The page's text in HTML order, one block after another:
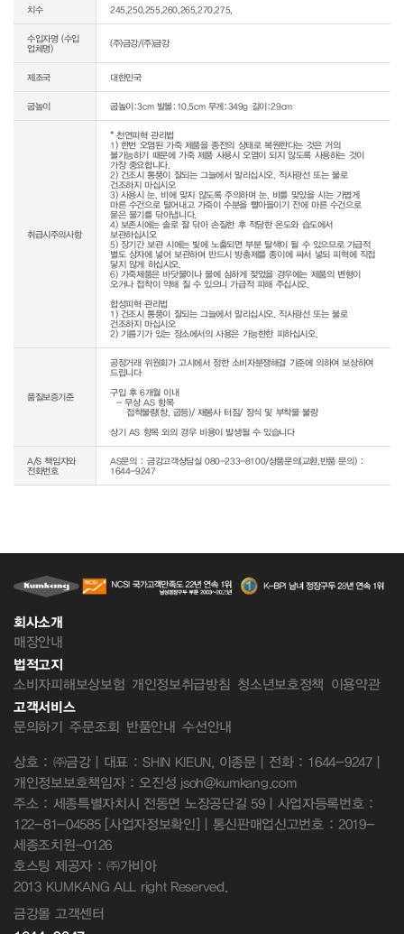
치수 245,250,255,260,265,270,275,
수입자명 (수입
업체명)
(주)금강/(주)금강
제조국 대한민국
굽높이 굽높이:3cm 발볼:10.5cm 무게:349g 길이:29cm
취급시주의사항
* 천연피혁 관리법
1) 한번 오염된 가죽 제품을 종전의 상태로 복원한다는 것은 거의
불가능하기 때문에 가죽 제품 사용시 오염이 되지 않도록 사용하는 것이
가장 중요합니다.
2) 건조시 통풍이 잘되는 그늘에서 말리십시오. 직사광선 또는 불로
건조하지 마십시오
3) 사용시 눈, 비에 맞지 않도록 주의하며 눈, 비를 맞았을 시는 가볍게
마른 수건으로 털어내고 가죽이 수분을 빨아들이기 전에 마른 수건으로
묻은 물기를 닦아냅니다.
4) 보존시에는 솔로 잘 닦아 손질한 후 적당한 온도와 습도에서
보관하십시오
5) 장기간 보관 시에는 빛에 노출되면 부분 탈색이 될 수 있으므로 가급적
별도 상자에 넣어 보관하며 반드시 방충제를 종이에 싸서 넣되 피혁에 직접
닿지 않게 하십시오.
6) 가죽제품은 바닷물이나 물에 심하게 젖었을 경우에는 제품의 변형이
오거나 접착이 약해 질 수 있으니 가급적 피해 주십시오.
합성피혁 관리법
1) 건조시 통풍이 잘되는 그늘에서 말리십시오. 직사광선 또는 불로
건조하지 마십시오
2) 기름기가 있는 장소에서의 사용은 가능한한 피하십시오.
품질보증기준
공정거래 위원회가 고시에서 정한 소비자분쟁해결 기준에 의하여 보상하여
드립니다
구입 후 6개월 이내
  - 무상 AS 항목
상기 AS 항목 외의 경우 비용이 발생될 수 있습니다
A/S 책임자와
전화번호
AS문의 : 금강고객상담실 080-233-8100/상품문의(교환,반품 문의) :
1644-9247
회사소개
매장안내
법적고지
소비자피해보상보험 개인정보취급방침 청소년보호정책 이용약관
고객서비스
문의하기 주문조회 반품안내 수선안내
상호 : ㈜금강 | 대표 : SHIN KIEUN, 이종문 | 전화 : 1644-9247 |
개인정보보호책임자 : 오진성 jsoh@kumkang.com
주소 : 세종특별자치시 전동면 노장공단길 59 | 사업자등록번호 :
122-81-04585 [사업자정보확인] | 통신판매업신고번호 : 2019-
세종조치원-0126
호스팅 제공자 : ㈜가비아
2013 KUMKANG ALL right Reserved.
금강몰 고객센터